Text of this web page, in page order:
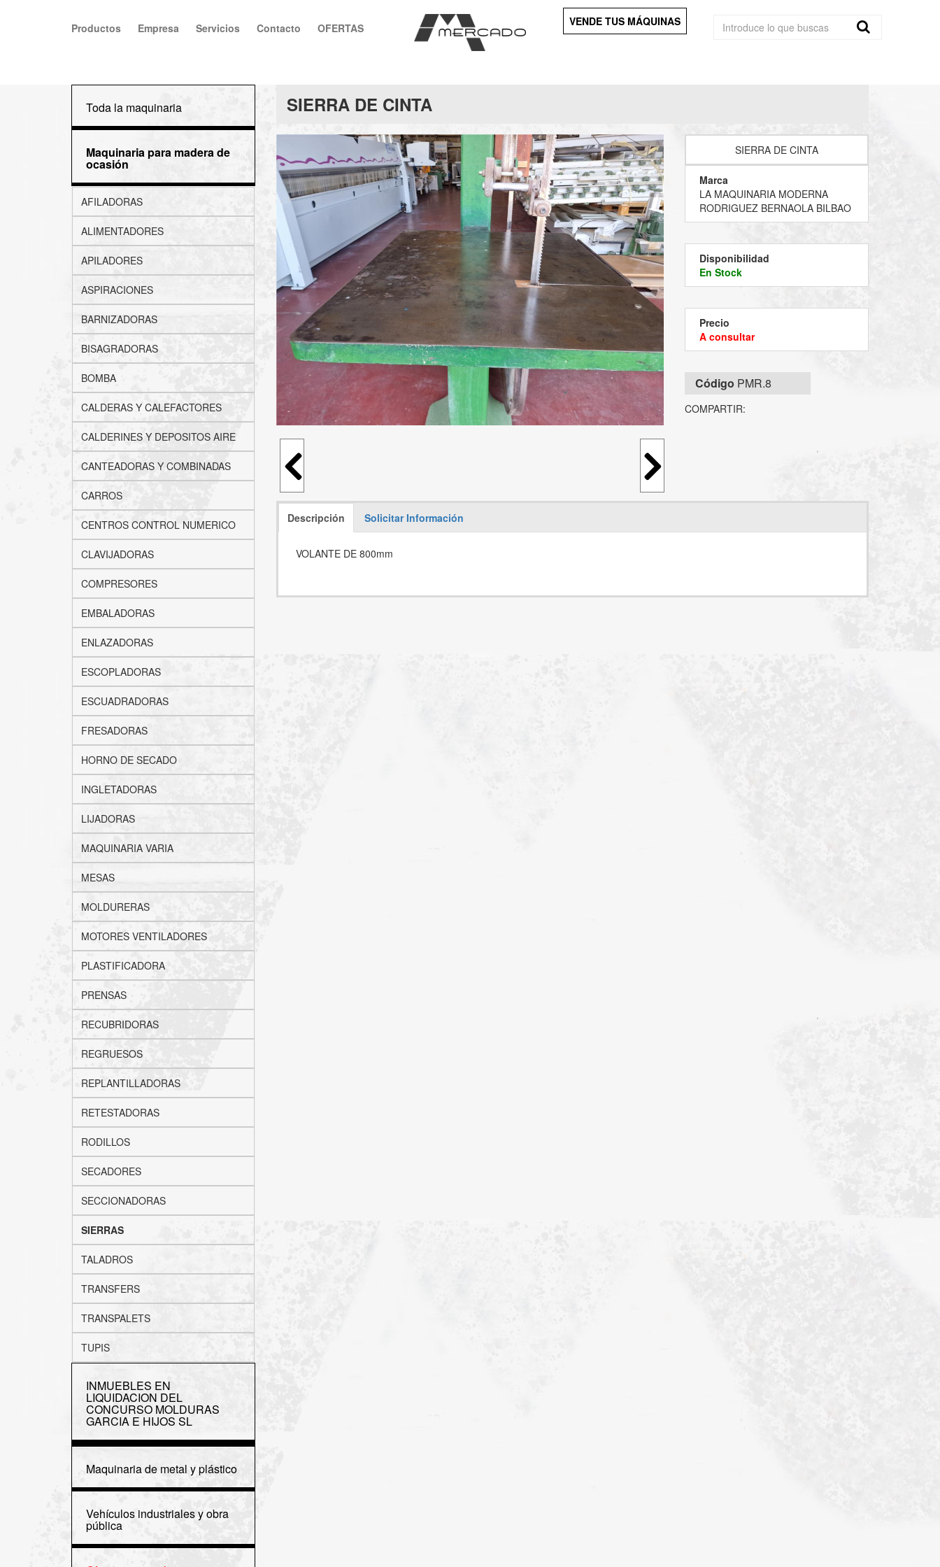
Productos Empresa Servicios Contacto OFERTAS VENDE TUS MÁQUINAS
Toda la maquinaria
Maquinaria para madera de
ocasión
AFILADORAS
ALIMENTADORES
APILADORES
ASPIRACIONES
BARNIZADORAS
BISAGRADORAS
BOMBA
CALDERAS Y CALEFACTORES
CALDERINES Y DEPOSITOS AIRE
CANTEADORAS Y COMBINADAS
CARROS
CENTROS CONTROL NUMERICO
CLAVIJADORAS
COMPRESORES
EMBALADORAS
ENLAZADORAS
ESCOPLADORAS
ESCUADRADORAS
FRESADORAS
HORNO DE SECADO
INGLETADORAS
LIJADORAS
MAQUINARIA VARIA
MESAS
MOLDURERAS
MOTORES VENTILADORES
PLASTIFICADORA
PRENSAS
RECUBRIDORAS
REGRUESOS
REPLANTILLADORAS
RETESTADORAS
RODILLOS
SECADORES
SECCIONADORAS
SIERRAS
TALADROS
TRANSFERS
TRANSPALETS
TUPIS
INMUEBLES EN
LIQUIDACION DEL
CONCURSO MOLDURAS
GARCIA E HIJOS SL
Maquinaria de metal y plástico
Vehículos industriales y obra
pública
SIERRA DE CINTA
SIERRA DE CINTA
Marca
LA MAQUINARIA MODERNA
RODRIGUEZ BERNAOLA BILBAO
Disponibilidad
En Stock
Precio
A consultar
Código PMR.8
COMPARTIR:
Descripción Solicitar Información
VOLANTE DE 800mm